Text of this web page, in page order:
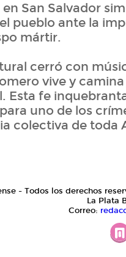
San Salvador
pueblo ante la
mártir.
cerró con
vive y
Esta fe
uno de los
colectiva de toda
- Todos los derechos
La Plata
Correo: